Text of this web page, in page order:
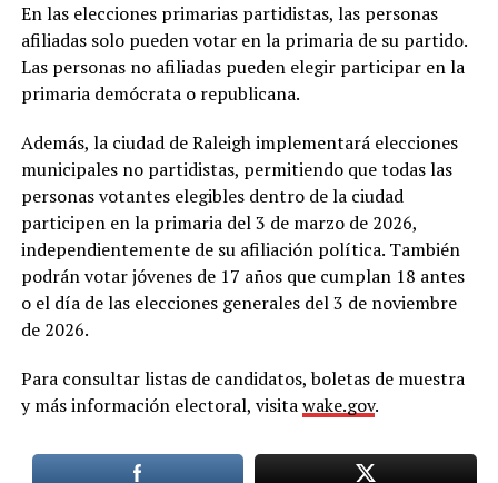
En las elecciones primarias partidistas, las personas
afiliadas solo pueden votar en la primaria de su partido.
Las personas no afiliadas pueden elegir participar en la
primaria demócrata o republicana.
Además, la ciudad de Raleigh implementará elecciones
municipales no partidistas, permitiendo que todas las
personas votantes elegibles dentro de la ciudad
participen en la primaria del 3 de marzo de 2026,
independientemente de su afiliación política. También
podrán votar jóvenes de 17 años que cumplan 18 antes
o el día de las elecciones generales del 3 de noviembre
de 2026.
Para consultar listas de candidatos, boletas de muestra
y más información electoral, visitawake.gov.